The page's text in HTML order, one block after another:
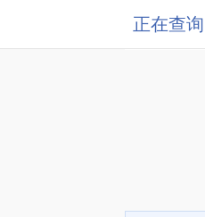
正在查